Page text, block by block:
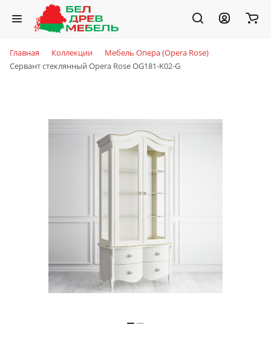
Главная Коллекции
Мебель Опера (Opera Rose)
Сервант стеклянный Opera Rose OG181-K02-G